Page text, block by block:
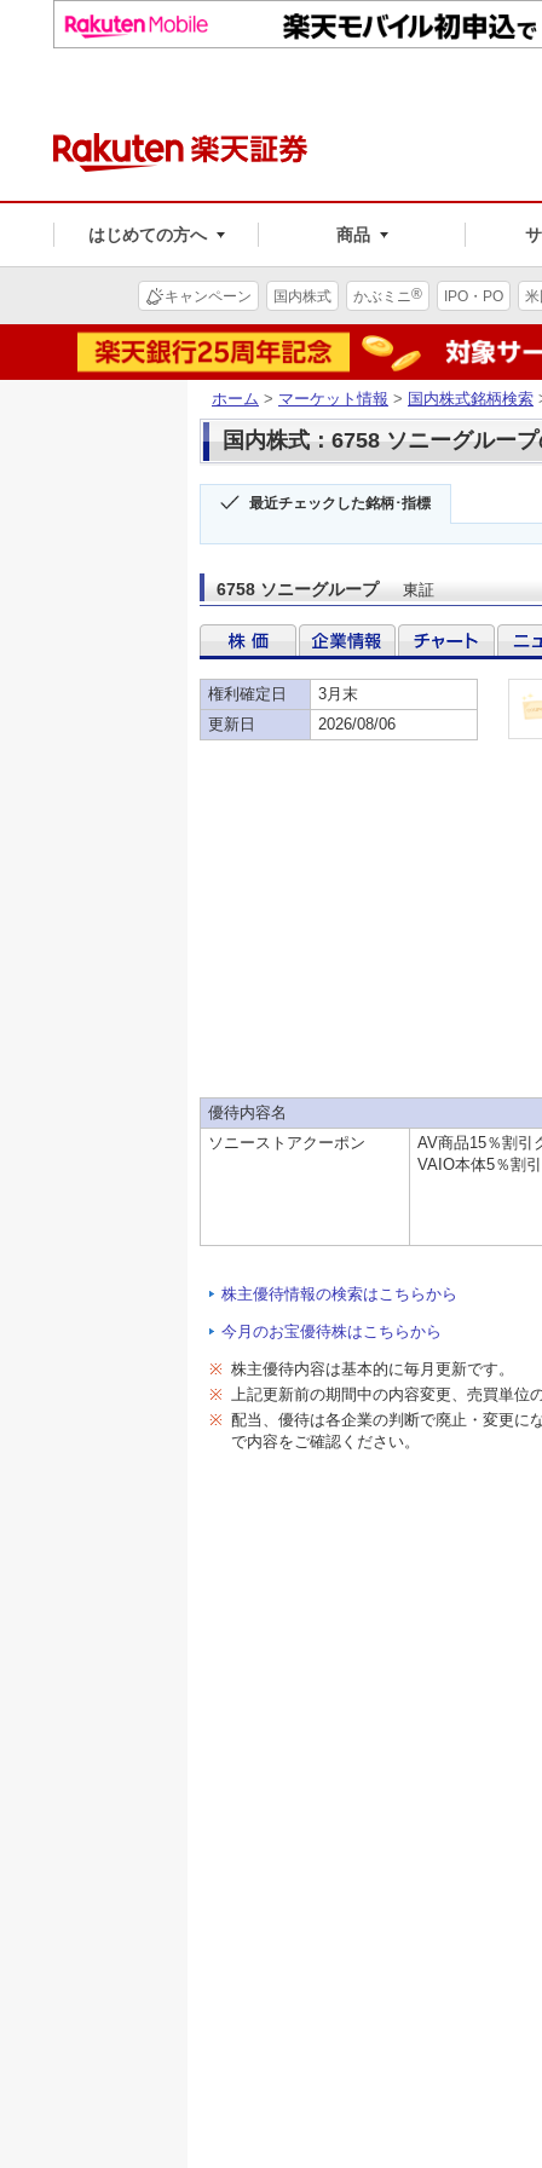
はじめての方へ 商品
キャンペーン 国内株式 かぶミニ® IPO・PO
ホーム > マーケット情報 > 国内株式銘柄検索
国内株式：6758 ソニーグルー
最近チェックした銘柄･指標
6758 ソニーグループ 東証
権利確定日
3月末
更新日
2026/08/06
優待内容名
ソニーストアクーポン
AV商品15％割引
VAIO本体5％割
株主優待情報の検索はこちらから
今月のお宝優待株はこちらから
※ 株主優待内容は基本的に毎月更新です。
※ 上記更新前の期間中の内容変更、売買単位
※ 配当、優待は各企業の判断で廃止・変更に
で内容をご確認ください。